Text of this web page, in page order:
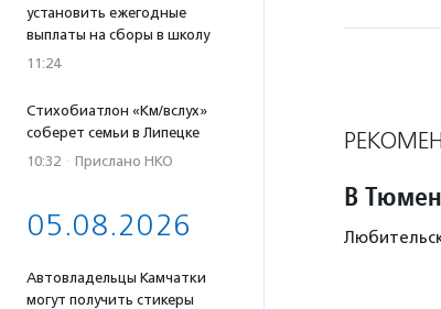
установить ежегодные
выплаты на сборы в школу
11:24
Стихобиатлон «Км/вслух»
соберет семьи в Липецке
10:32 · Прислано НКО
05.08.2026
Автовладельцы Камчатки
могут получить стикеры
В